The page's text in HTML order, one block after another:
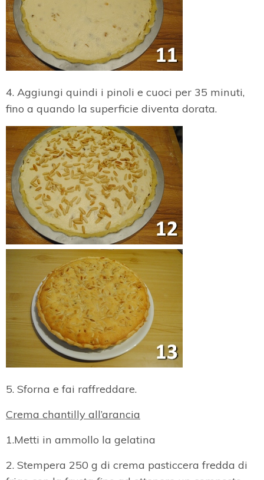
4. Aggiungi quindi i pinoli e cuoci per 35 minuti,
fino a quando la superficie diventa dorata.
5. Sforna e fai raffreddare.
Crema chantilly all’arancia
1.Metti in ammollo la gelatina
2. Stempera 250 g di crema pasticcera fredda di